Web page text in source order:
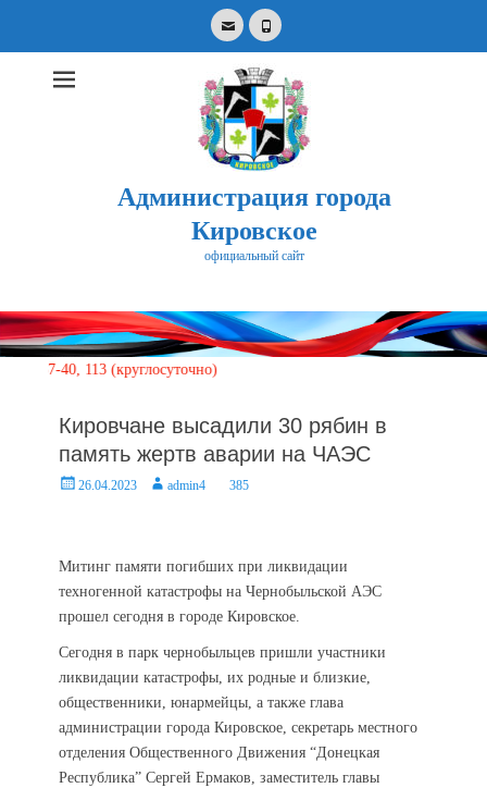
EmailPhone
Администрация города
Кировское
официальный сайт
for:
113 (круглосуточно)
Кировчане высадили 30 рябин в
память жертв аварии на ЧАЭС
Posted26.04.2023 Authoradmin4 385
Митинг памяти погибших при ликвидации
техногенной катастрофы на Чернобыльской АЭС
прошел сегодня в городе Кировское.
Сегодня в парк чернобыльцев пришли участники
ликвидации катастрофы, их родные и близкие,
общественники, юнармейцы, а также глава
администрации города Кировское, секретарь местного
отделения Общественного Движения “Донецкая
Республика” Сергей Ермаков, заместитель главы